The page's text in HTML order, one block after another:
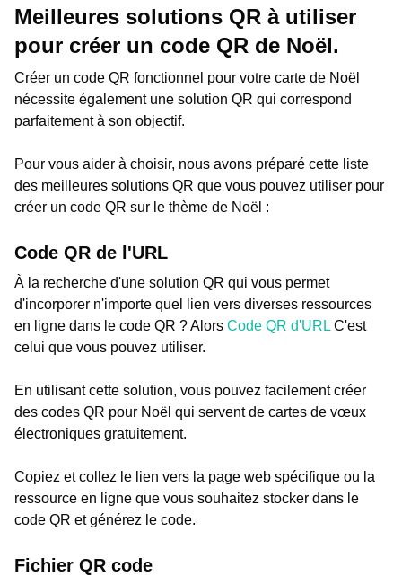
Meilleures solutions QR à utiliser
pour créer un code QR de Noël.
Créer un code QR fonctionnel pour votre carte de Noël
nécessite également une solution QR qui correspond
parfaitement à son objectif.
Pour vous aider à choisir, nous avons préparé cette liste
des meilleures solutions QR que vous pouvez utiliser pour
créer un code QR sur le thème de Noël :
Code QR de l'URL
À la recherche d'une solution QR qui vous permet
d'incorporer n'importe quel lien vers diverses ressources
en ligne dans le code QR ? Alors Code QR d'URL C'est
celui que vous pouvez utiliser.
En utilisant cette solution, vous pouvez facilement créer
des codes QR pour Noël qui servent de cartes de vœux
électroniques gratuitement.
Copiez et collez le lien vers la page web spécifique ou la
ressource en ligne que vous souhaitez stocker dans le
code QR et générez le code.
Fichier QR code